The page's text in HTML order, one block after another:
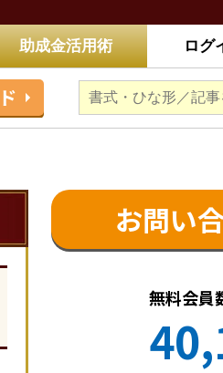
助成金活用術 ログ
お問い
無料会員